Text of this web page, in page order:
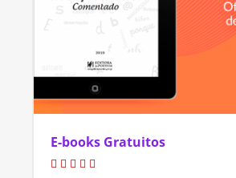
E-books Gratuitos